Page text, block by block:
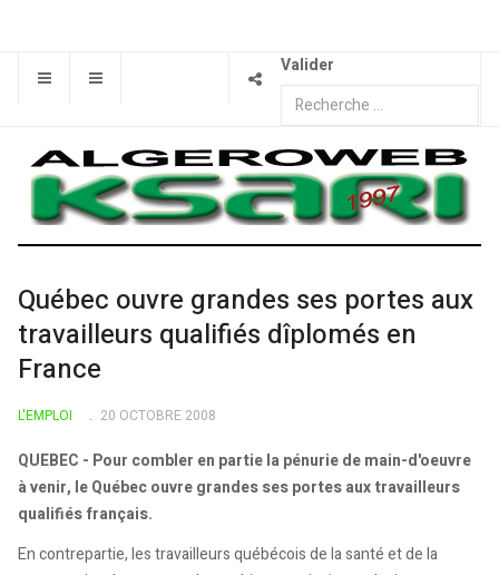
Valider
Québec ouvre grandes ses portes aux
travailleurs qualifiés dîplomés en
France
L'EMPLOI 20 OCTOBRE 2008
QUEBEC - Pour combler en partie la pénurie de main-d'oeuvre
à venir, le Québec ouvre grandes ses portes aux travailleurs
qualifiés français.
En contrepartie, les travailleurs québécois de la santé et de la